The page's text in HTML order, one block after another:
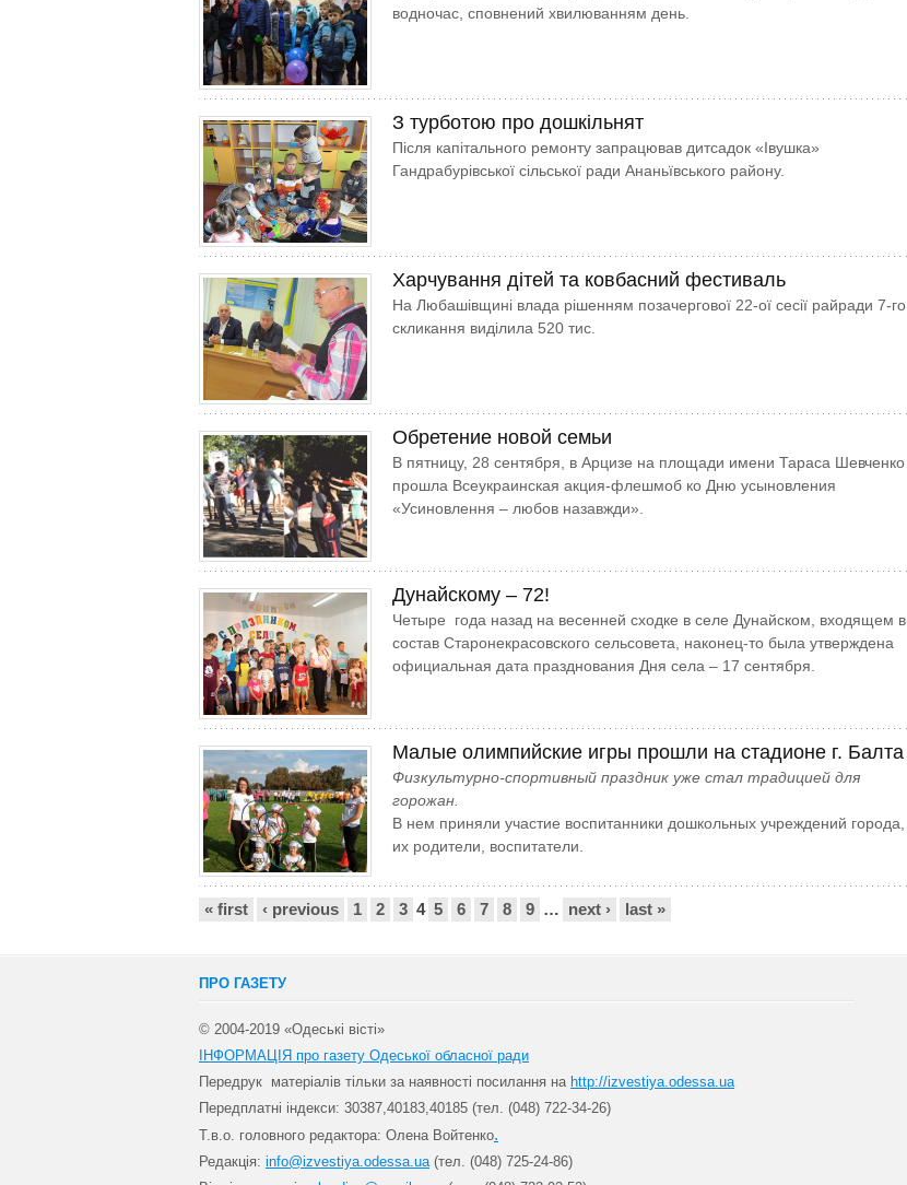
водночас, сповнений хвилюванням день.
З турботою про дошкільнят
Після капітального ремонту запрацював дитсадок «Івушка»
Гандрабурівської сільської ради Ананьївського району.
Харчування дітей та ковбасний фестиваль
На Любашівщині влада рішенням позачергової 22-ої сесії райради 7-го
скликання виділила 520 тис.
Обретение новой семьи
В пятницу, 28 сентября, в Арцизе на площади имени Тараса Шевченко
прошла Всеукраинская акция-флешмоб ко Дню усыновления
«Усиновлення – любов назавжди».
Дунайскому – 72!
Четыре года назад на весенней сходке в селе Дунай­ском, входящем в
состав Старо­некрасовского сельсовета, наконец-то была утверждена
официальная дата празднования Дня села – 17 сентября.
Малые олимпийские игры прошли на стадионе г. Балта
Физкультурно-спортивный праздник уже стал традицией для
горожан.
В нем приняли участие воспитанники дошкольных учреждений города,
их родители, воспитатели.
Сторінки
« first ‹ previous 1 2 3 4 5 6 7 8 9 … next › last »
ПРО ГАЗЕТУ
© 2004-2019 «Одеські вісті»
ІНФОРМАЦІЯ про газету Одеської обласної ради
Передрук матеріалів тільки за наявності посилання на http://izvestiya.odessa.ua
Передплатні індекси: 30387,40183,40185 (тел. (048) 722-34-26)
Т.в.о. головного редактора: Олена Войтенко.
Редакція: info@izvestiya.odessa.ua(тел. (048) 725-24-86)